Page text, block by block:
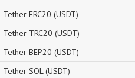
Tether ERC20 (USDT)
Tether TRC20 (USDT)
Tether BEP20 (USDT)
Tether SOL (USDT)